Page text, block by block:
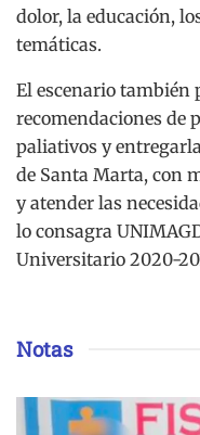
dolor, la educación,
temáticas.
El escenario
recomendaciones de
paliativos y
de Santa Marta, con
y atender las
lo consagra
Universitario 2020-
Notas